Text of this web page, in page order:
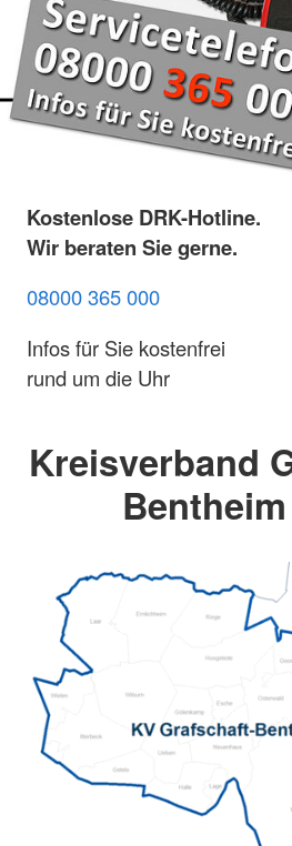
Kostenlose DRK-Hotline.
Wir beraten Sie gerne.
08000 365 000
Infos für Sie kostenfrei
rund um die Uhr
Kreisverband
Bentheim